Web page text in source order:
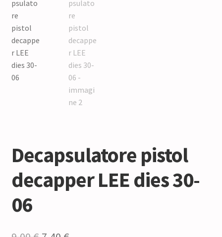
Decapsulatore pistol
decapper LEE dies 30-
06